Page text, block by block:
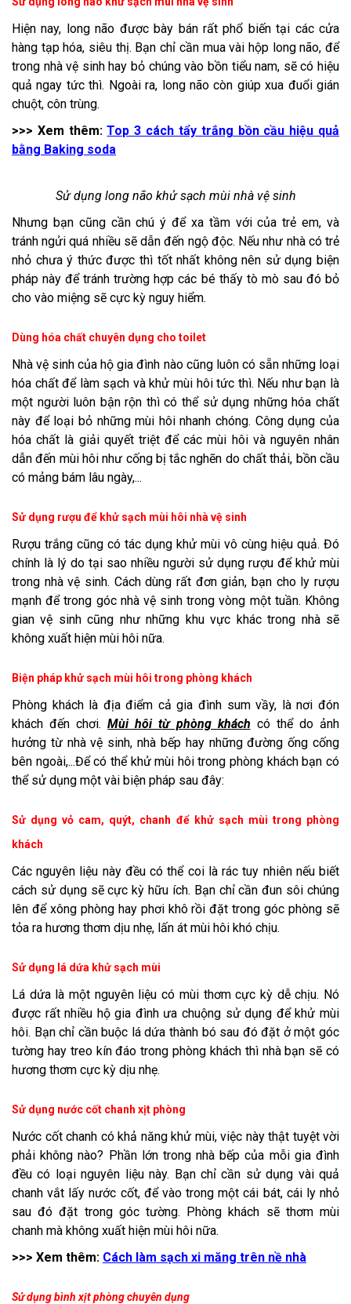
Hiện nay, long não được bày bán rất phổ biến tại các cửa
hàng tạp hóa, siêu thị. Bạn chỉ cần mua vài hộp long não, để
trong nhà vệ sinh hay bỏ chúng vào bồn tiểu nam, sẽ có hiệu
quả ngay tức thì. Ngoài ra, long não còn giúp xua đuổi gián
chuột, côn trùng.
>>> Xem thêm:Top 3 cách tẩy trắng bồn cầu hiệu quả
bằng Baking soda
Sử dụng long não khử sạch mùi nhà vệ sinh
Nhưng bạn cũng cần chú ý để xa tầm với của trẻ em, và
tránh ngửi quá nhiều sẽ dẫn đến ngộ độc. Nếu như nhà có trẻ
nhỏ chưa ý thức được thì tốt nhất không nên sử dụng biện
pháp này để tránh trường hợp các bé thấy tò mò sau đó bỏ
cho vào miệng sẽ cực kỳ nguy hiểm.
Dùng hóa chất chuyên dụng cho toilet
Nhà vệ sinh của hộ gia đình nào cũng luôn có sẵn những loại
hóa chất để làm sạch và khử mùi hôi tức thì. Nếu như bạn là
một người luôn bận rộn thì có thể sử dụng những hóa chất
này để loại bỏ những mùi hôi nhanh chóng. Công dụng của
hóa chất là giải quyết triệt để các mùi hôi và nguyên nhân
dẫn đến mùi hôi như cống bị tắc nghẽn do chất thải, bồn cầu
có mảng bám lâu ngày,...
Sử dụng rượu để khử sạch mùi hôi nhà vệ sinh
Rượu trắng cũng có tác dụng khử mùi vô cùng hiệu quả. Đó
chính là lý do tại sao nhiều người sử dụng rượu để khử mùi
trong nhà vệ sinh. Cách dùng rất đơn giản, bạn cho ly rượu
mạnh để trong góc nhà vệ sinh trong vòng một tuần. Không
gian vệ sinh cũng như những khu vực khác trong nhà sẽ
không xuất hiện mùi hôi nữa.
Biện pháp khử sạch mùi hôi trong phòng khách
Phòng khách là địa điểm cả gia đình sum vầy, là nơi đón
khách đến chơi.Mùi hôi từ phòng khách có thể do ảnh
hưởng từ nhà vệ sinh, nhà bếp hay những đường ống cống
bên ngoài,...Để có thể khử mùi hôi trong phòng khách bạn có
thể sử dụng một vài biện pháp sau đây:
Sử dụng vỏ cam, quýt, chanh để khử sạch mùi trong phòng
khách
Các nguyên liệu này đều có thể coi là rác tuy nhiên nếu biết
cách sử dụng sẽ cực kỳ hữu ích. Bạn chỉ cần đun sôi chúng
lên để xông phòng hay phơi khô rồi đặt trong góc phòng sẽ
tỏa ra hương thơm dịu nhẹ, lấn át mùi hôi khó chịu.
Sử dụng lá dứa khử sạch mùi
Lá dứa là một nguyên liệu có mùi thơm cực kỳ dễ chịu. Nó
được rất nhiều hộ gia đình ưa chuộng sử dụng để khử mùi
hôi. Bạn chỉ cần buộc lá dứa thành bó sau đó đặt ở một góc
tường hay treo kín đáo trong phòng khách thì nhà bạn sẽ có
hương thơm cực kỳ dịu nhẹ.
Sử dụng nước cốt chanh xịt phòng
Nước cốt chanh có khả năng khử mùi, việc này thật tuyệt vời
phải không nào? Phần lớn trong nhà bếp của mỗi gia đình
đều có loại nguyên liệu này. Bạn chỉ cần sử dụng vài quả
chanh vắt lấy nước cốt, để vào trong một cái bát, cái ly nhỏ
sau đó đặt trong góc tường. Phòng khách sẽ thơm mùi
chanh mà không xuất hiện mùi hôi nữa.
>>> Xem thêm: Cách làm sạch xi măng trên nề nhà
Sử dụng bình xịt phòng chuyên dụng